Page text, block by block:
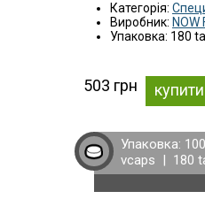
Категорія:
Виробник: NOW
Упаковка: 180
503 грн купити
Упаковка:
vcaps | 180